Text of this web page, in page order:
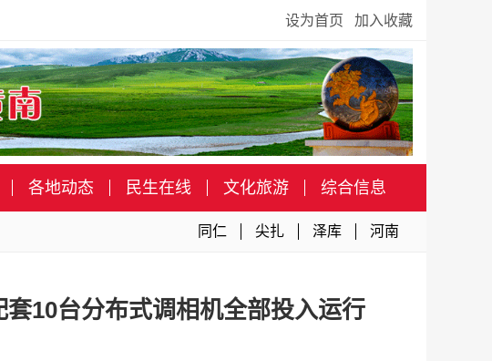
设为首页 加入收藏
各地动态 民生在线 文化旅游 综合信息
同仁 尖扎 泽库 河南
10台分布式调相机全部投入运行